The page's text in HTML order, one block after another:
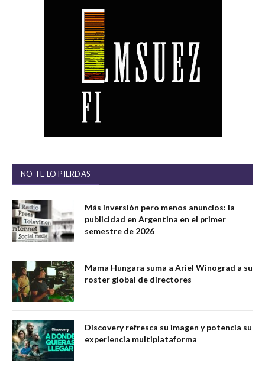
NO TE LO PIERDAS
Más inversión pero menos anuncios: la
publicidad en Argentina en el primer
semestre de 2026
Mama Hungara suma a Ariel Winograd a su
roster global de directores
Discovery refresca su imagen y potencia su
experiencia multiplataforma